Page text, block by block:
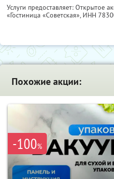
Услуги предоставляет: Открытое
«Гостиница «Советская», ИНН
Похожие акции:
-100%